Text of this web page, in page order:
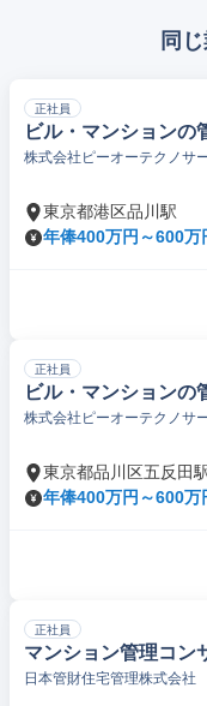
同
正社員
ビル・マンションの
株式会社ピーオーテクノサ
東京都港区品川駅
年俸400万円～600万
正社員
ビル・マンションの
株式会社ピーオーテクノサ
東京都品川区五反田
年俸400万円～600万
正社員
マンション管理コン
日本管財住宅管理株式会社